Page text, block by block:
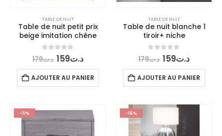
TABLE DE NUIT
Table de nuit petit prix
beige imitation chêne
0 out of 5د.ت179 Le
prix
initial
était :
د.ت179.
د.ت159 Le
prix
actuel
est :
AJOUTER AU PANIER
TABLE DE NUIT
Table de nuit blanche 1
tiroir+ niche
0 out of 5د.ت179 Le
prix
initial
était :
د.ت179.
د.ت159 Le
prix
actuel
est :
AJOUTER AU PANIER
-11% -16%